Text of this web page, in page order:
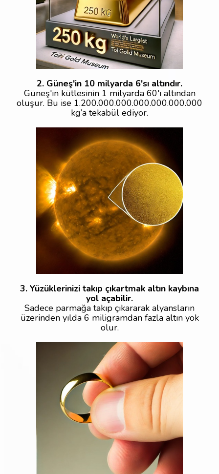
2. Güneş'in 10 milyarda 6'sı altındır.
Güneş'in kütlesinin 1 milyarda 60'ı altından
oluşur. Bu ise 1.200.000.000.000.000.000.000
kg’a tekabül ediyor.
3. Yüzüklerinizi takıp çıkartmak altın kaybına
yol açabilir.
Sadece parmağa takıp çıkararak alyansların
üzerinden yılda 6 miligramdan fazla altın yok
olur.